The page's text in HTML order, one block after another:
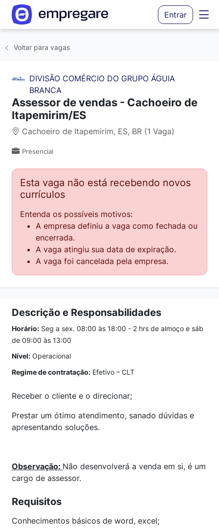
Entrar
Voltar para vagas
DIVISÃO COMÉRCIO DO GRUPO ÁGUIA
BRANCA
Assessor de vendas - Cachoeiro de
Itapemirim/ES
Cachoeiro de Itapemirim, ES, BR (1 Vaga)
Presencial
Esta vaga não está recebendo novos
currículos
Entenda os possíveis motivos:
A empresa definiu a vaga como fechada ou
encerrada.
A vaga atingiu sua data de expiração.
A vaga foi cancelada pela empresa.
Descrição e Responsabilidades
Horário: Seg a sex. 08:00 às 18:00 - 2 hrs de almoço e sáb
de 09:00 às 13:00
Nível: Operacional
Regime de contratação: Efetivo – CLT
Receber o cliente e o direcionar;
Prestar um ótimo atendimento, sanado dúvidas e
apresentando soluções.
Observação: Não desenvolverá a venda em si, é um
cargo de assessor.
Requisitos
Conhecimentos básicos de word, excel;